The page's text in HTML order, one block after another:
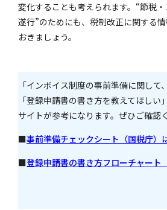
変化することも考えられます。“節税
遂行”のためにも、税制改正に関する
おきましょう。
「インボイス制度の事前準備に関して
「登録申請書の書き方を教えてほしい
サイトが参考になります。ぜひご確認
■事前準備チェックシート（国税庁）
■登録申請書の書き方フローチャート